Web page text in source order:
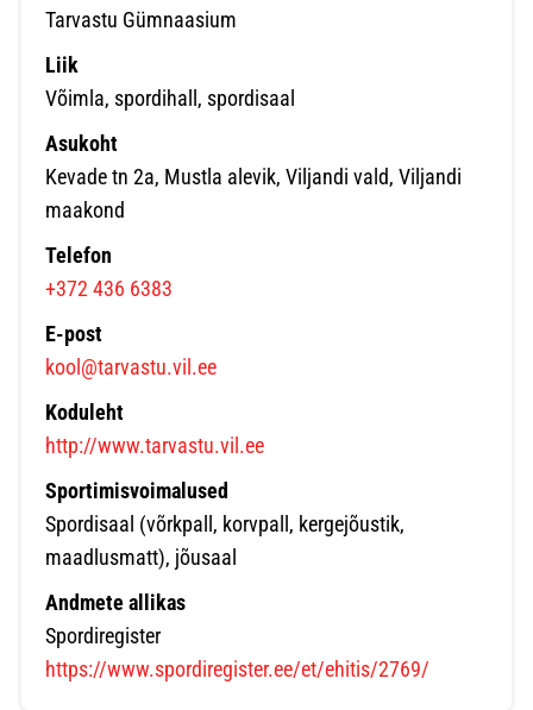
Tarvastu Gümnaasium
Liik
Võimla, spordihall, spordisaal
Asukoht
Kevade tn 2a, Mustla alevik, Viljandi vald, Viljandi
maakond
Telefon
+372 436 6383
E-post
kool@tarvastu.vil.ee
Koduleht
http://www.tarvastu.vil.ee
Sportimisvoimalused
Spordisaal (võrkpall, korvpall, kergejõustik,
maadlusmatt), jõusaal
Andmete allikas
Spordiregister
https://www.spordiregister.ee/et/ehitis/2769/